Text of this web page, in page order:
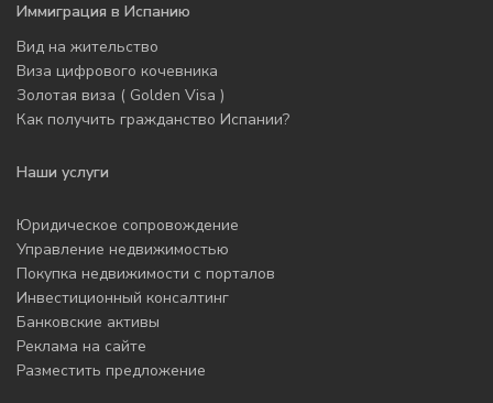
Иммиграция в Испанию
Вид на жительство
Виза цифрового кочевника
Золотая виза ( Golden Visa )
Как получить гражданство Испании?
Наши услуги
Юридическое сопровождение
Управление недвижимостью
Покупка недвижимости с порталов
Инвестиционный консалтинг
Банковские активы
Реклама на сайте
Разместить предложение